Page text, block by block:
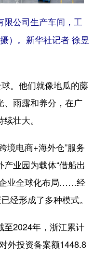
限公司生产车间，工
）。新华社记者 徐昱
。他们就像地瓜的藤
、雨露和养分，在广
壮大。
境电商+海外仓”服务
业园为载体“借船出
企业全球化布局……经
经形成了多种模式。
至2024年，浙江累计
外投资备案额1448.8